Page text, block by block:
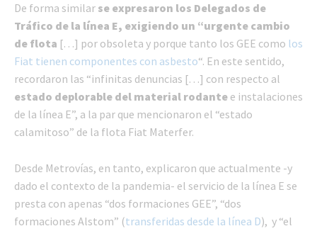
De forma similar se expresaron los Delegados de
Tráfico de la línea E, exigiendo un “urgente cambio
de flota […] por obsoleta y porque tanto los GEE como los
Fiat tienen componentes con asbesto“. En este sentido,
recordaron las “infinitas denuncias […] con respecto al
estado deplorable del material rodante e instalaciones
de la línea E”, a la par que mencionaron el “estado
calamitoso” de la flota Fiat Materfer.
Desde Metrovías, en tanto, explicaron que actualmente -y
dado el contexto de la pandemia- el servicio de la línea E se
presta con apenas “dos formaciones GEE”, “dos
formaciones Alstom” (transferidas desde la línea D), y “el